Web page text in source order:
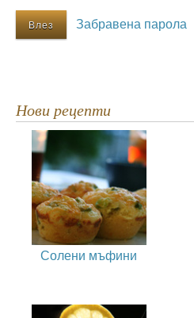
Забравена парола
Нови рецепти
Солени мъфини